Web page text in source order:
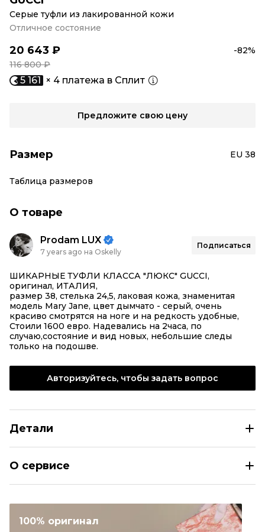
Серые туфли из лакированной кожи
Отличное состояние
20 643 ₽
-82%
116 800 ₽
5 161 × 4 платежа в Сплит
Предложите свою цену
Размер EU 38
Таблица размеров
О товаре
Prodam LUX
7 years ago на Oskelly
Подписаться
ШИКАРНЫЕ ТУФЛИ КЛАССА "ЛЮКС" GUCCI,
оригинал, ИТАЛИЯ,
размер 38, стелька 24,5, лаковая кожа, знаменитая
модель Mary Jane, цвет дымчато - серый, очень
красиво смотрятся на ноге и на редкость удобные,
Стоили 1600 евро. Надевались на 2часа, по
случаю,состояние и вид новых, небольшие следы
только на подошве.
Авторизуйтесь, чтобы задать вопрос
Детали
Категория
О сервисе
100% оригинал